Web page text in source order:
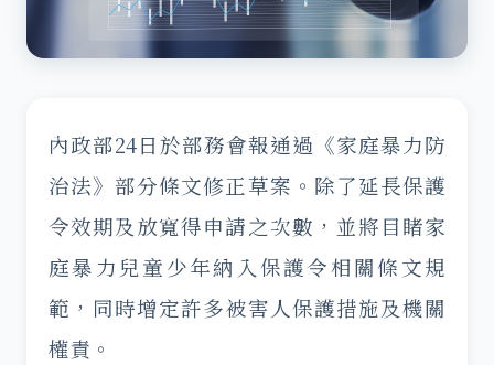
內政部24日於部務會報通過《家庭暴力防
治法》部分條文修正草案。除了延長保護
令效期及放寬得申請之次數，並將目睹家
庭暴力兒童少年納入保護令相關條文規
範，同時增定許多被害人保護措施及機關
權責。